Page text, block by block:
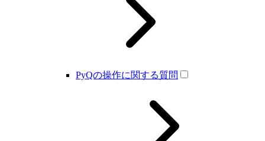
PyQの操作に関する質問